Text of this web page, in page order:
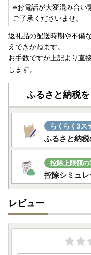
※お電話が大変混み合い
ご了承くださいませ。
返礼品の配送時期や不備
えできかねます。
お手数ですが上記より直
します。
ふるさと納税
らくらく3ス
ふるさと納
控除上限額
控除シミュ
レビュー